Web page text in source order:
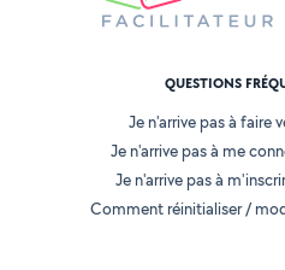
QUESTIONS
Je n'arrive pas à faire
Je n'arrive pas à me
Je n'arrive pas à
Comment réinitialiser /